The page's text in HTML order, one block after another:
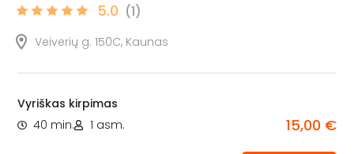
5.0 (1)
Veiverių g. 150C, Kaunas
Vyriškas kirpimas
40 min.
1 asm. 15,00 €